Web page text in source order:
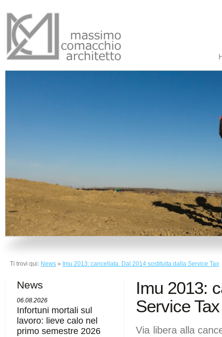
Ti trovi qui: News » Imu 2013: cancellata. Dal 2014 sostituita dalla Service Tax
News
06.08.2026
Infortuni mortali sul
lavoro: lieve calo nel
primo semestre 2026
Imu 2013:
Service Tax
Via libera alla